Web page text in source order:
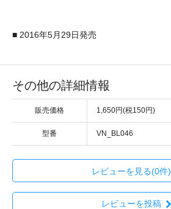
■ 2016年5月29日発売
その他の詳細情報
販売価格 1,650円(税150円)
型番 VN_BL046
レビューを見る(0件)
レビューを投稿